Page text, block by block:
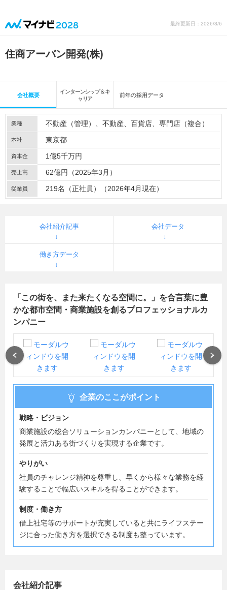
最終更新日：2026/8/6
住商アーバン開発(株)
会社概要
インターンシップ＆キ
ャリア
前年の採用データ
業種 不動産（管理） 不動産 百貨店 専門店（複合）
本社 東京都
資本金 1億5千万円
売上高 62億円（2025年3月）
従業員 219名（正社員）（2026年4月現在）
会社紹介記事 会社データ
働き方データ
「この街を、また来たくなる空間に。」を合言葉に豊
かな都市空間・商業施設を創るプロフェッショナルカ
ンパニー
企業のここがポイント
戦略・ビジョン
商業施設の総合ソリューションカンパニーとして、地域の
発展と活力ある街づくりを実現する企業です。
やりがい
社員のチャレンジ精神を尊重し、早くから様々な業務を経
験することで幅広いスキルを得ることができます。
制度・働き方
借上社宅等のサポートが充実していると共にライフステー
ジに合った働き方を選択できる制度も整っています。
会社紹介記事